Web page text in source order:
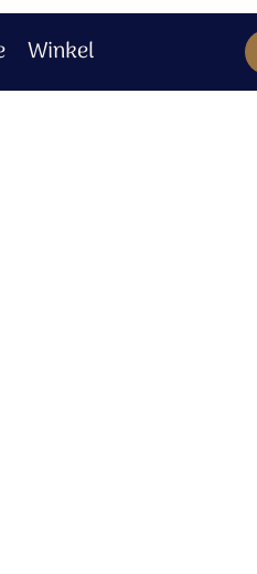
Winkel